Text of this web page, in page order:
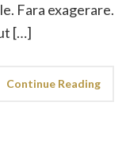
Fara exagerare.
[…]
Continue Reading